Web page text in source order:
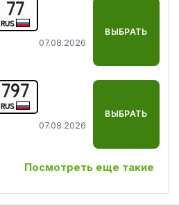
77
RUS
07.08.2026
ВЫБРАТЬ
797
RUS
07.08.2026
ВЫБРАТЬ
Посмотреть еще такие